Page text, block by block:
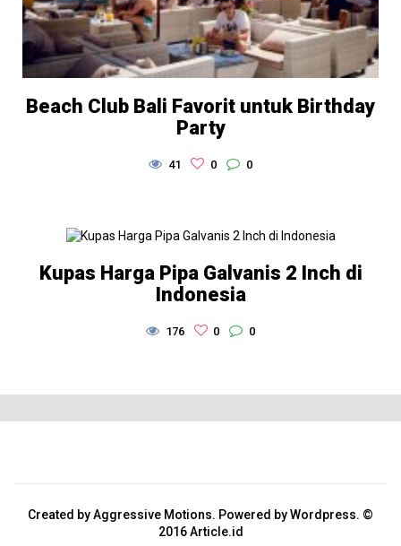
Beach Club Bali Favorit untuk Birthday
Party
41 0 0
Kupas Harga Pipa Galvanis 2 Inch di
Indonesia
176 0 0
Created by Aggressive Motions. Powered by Wordpress. ©
2016 Article.id